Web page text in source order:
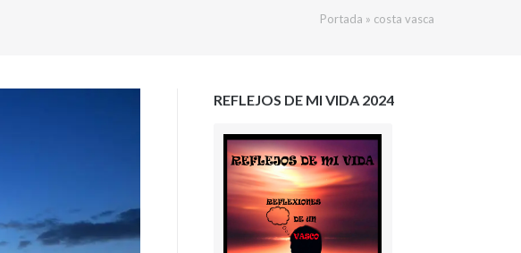
Portada » costa vasca
REFLEJOS DE MI VIDA 2024